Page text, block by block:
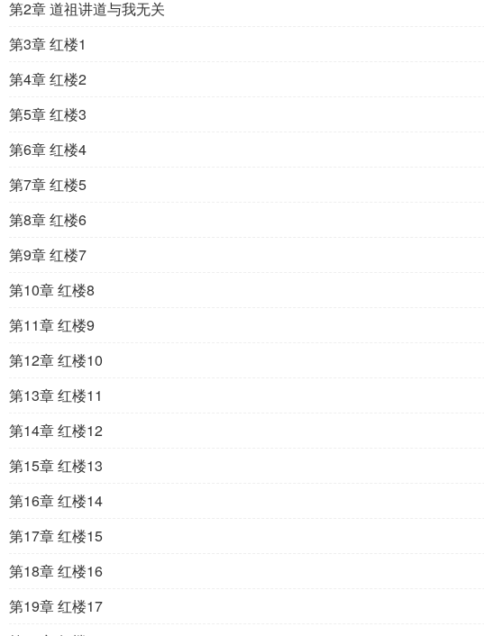
第2章 道祖讲道与我无关
第3章 红楼1
第4章 红楼2
第5章 红楼3
第6章 红楼4
第7章 红楼5
第8章 红楼6
第9章 红楼7
第10章 红楼8
第11章 红楼9
第12章 红楼10
第13章 红楼11
第14章 红楼12
第15章 红楼13
第16章 红楼14
第17章 红楼15
第18章 红楼16
第19章 红楼17